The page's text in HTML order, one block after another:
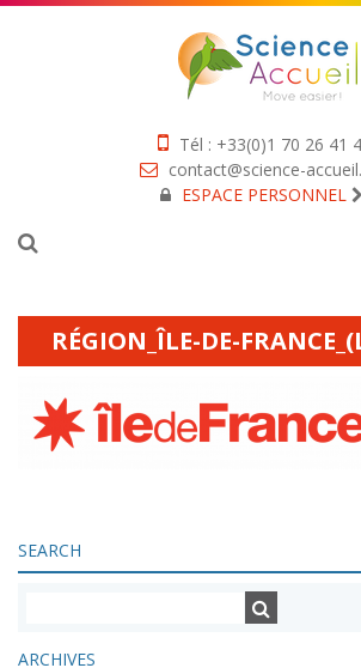
Tél : +33(0)1 70 26 41
contact@science-
ESPACE PERSONNEL
RÉGION_ÎLE-DE-
SEARCH
ARCHIVES